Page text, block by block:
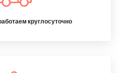
круглосуточно